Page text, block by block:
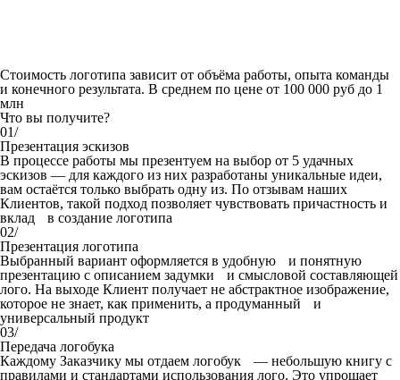
Стоимость логотипа зависит от объёма работы, опыта команды
и конечного результата. В среднем по цене от 100 000 руб до 1
млн
Что вы получите?
01/
Презентация эскизов
В процессе работы мы презентуем на выбор от 5 удачных
эскизов — для каждого из них разработаны уникальные идеи,
вам остаётся только выбрать одну из. По отзывам наших
Клиентов, такой подход позволяет чувствовать причастность и
вклад в создание логотипа
02/
Презентация логотипа
Выбранный вариант оформляется в удобную и понятную
презентацию с описанием задумки и смысловой составляющей
лого. На выходе Клиент получает не абстрактное изображение,
которое не знает, как применить, а продуманный и
универсальный продукт
03/
Передача логобука
Каждому Заказчику мы отдаем логобук — небольшую книгу с
правилами и стандартами использования лого. Это упрощает